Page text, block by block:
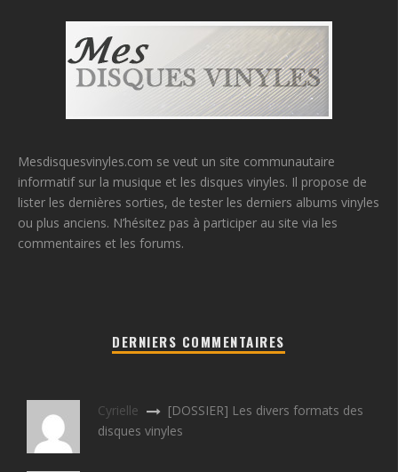
Mesdisquesvinyles.com se veut un site communautaire
informatif sur la musique et les disques vinyles. Il propose de
lister les dernières sorties, de tester les derniers albums vinyles
ou plus anciens. N’hésitez pas à participer au site via les
commentaires et les forums.
DERNIERS COMMENTAIRES
Cyrielle
[DOSSIER] Les divers formats des
disques vinyles